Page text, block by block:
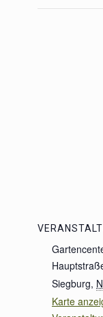
Siegburg,
Karte